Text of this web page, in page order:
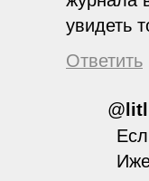
увидеть
Ответить
@